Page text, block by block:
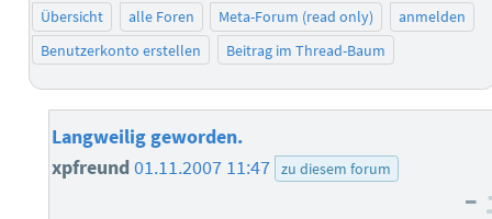
Übersicht alle Foren Meta-Forum (read only)
anmelden
Benutzerkonto erstellen
Beitrag im Thread-Baum
Langweilig geworden.
xpfreund 01.11.2007 11:47 zu diesem forum
–